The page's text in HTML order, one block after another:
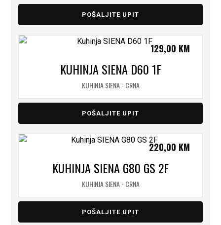
POŠALJITE UPIT
KUHINJA SIENA D60 1F
KUHINJA SIENA - CRNA
129,00 KM
POŠALJITE UPIT
KUHINJA SIENA G80 GS 2F
KUHINJA SIENA - CRNA
220,00 KM
POŠALJITE UPIT